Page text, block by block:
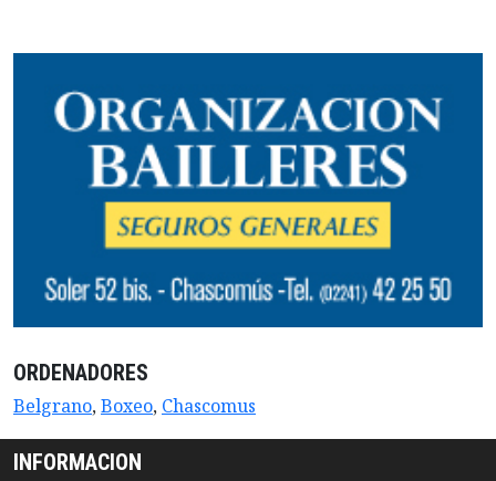
ORDENADORES
Belgrano,Boxeo, Chascomus
INFORMACION